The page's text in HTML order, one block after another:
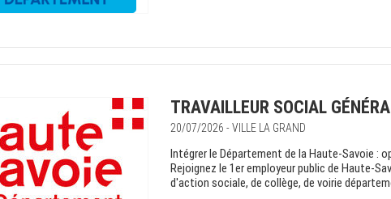
TRAVAILLEUR SOCIAL
20/07/2026 - VILLE LA GRAND
Intégrer le Département de la Haute-Savoie :
Rejoignez le 1er employeur public de Haute-
d'action sociale, de collège, de voirie